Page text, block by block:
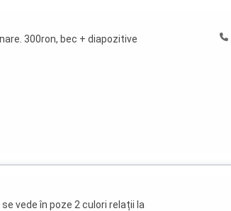
300ron, bec + diapozitive
vede în poze 2 culori relații la